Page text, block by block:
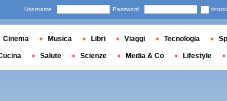
Username Password
Cinema Musica Libri Viaggi Tecnologia
Salute Scienze Media & Co Lifestyle